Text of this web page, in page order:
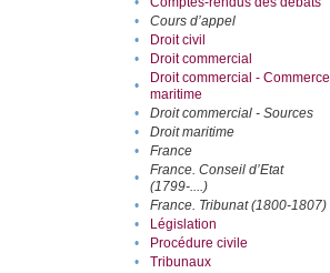
•
Cours d’appel
•
Droit civil
•
Droit commercial
•
Droit commercial - Commerce
maritime
• Droit commercial - Sources
•
Droit maritime
•
France
•
France. Conseil d’Etat
(1799-....)
• France. Tribunat (1800-1807)
•
Législation
•
Procédure civile
•
Tribunaux